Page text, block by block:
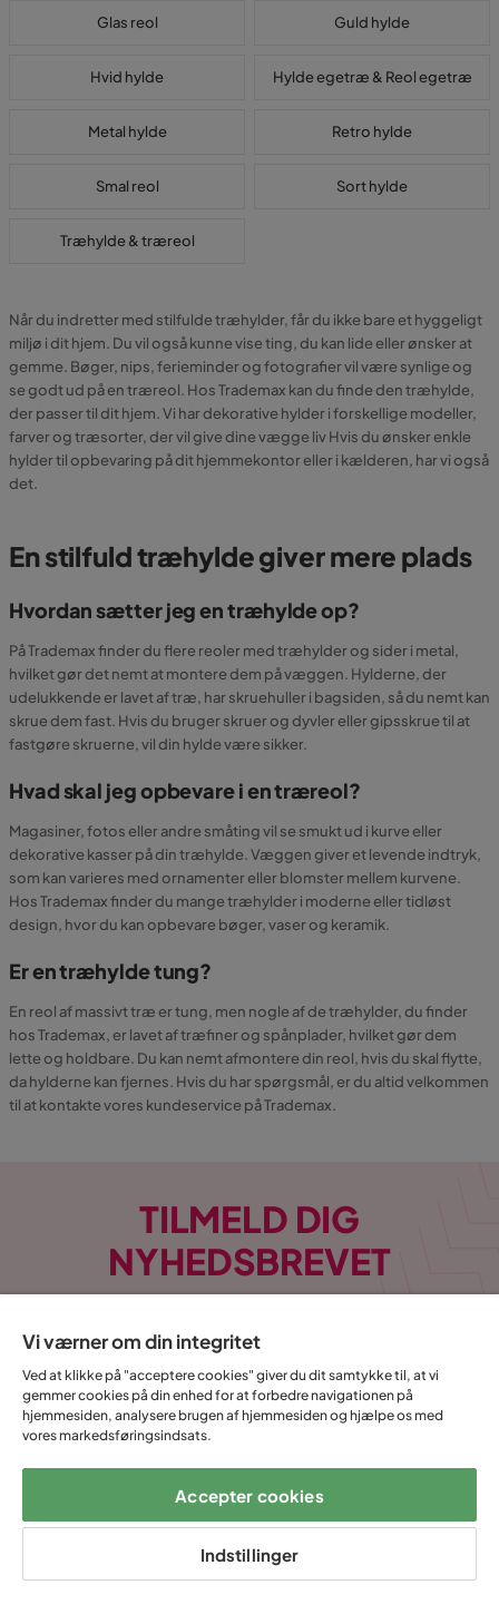
Glas reol Guld hylde
Hvid hylde Hylde egetræ & Reol egetræ
Metal hylde Retro hylde
Smal reol Sort hylde
Træhylde & træreol
Når du indretter med stilfulde træhylder, får du ikke bare et hyggeligt
miljø i dit hjem. Du vil også kunne vise ting, du kan lide eller ønsker at
gemme. Bøger, nips, ferieminder og fotografier vil være synlige og
se godt ud på en træreol. Hos Trademax kan du finde den træhylde,
der passer til dit hjem. Vi har dekorative hylder i forskellige modeller,
farver og træsorter, der vil give dine vægge liv Hvis du ønsker enkle
hylder til opbevaring på dit hjemmekontor eller i kælderen, har vi også
det.
En stilfuld træhylde giver mere plads
Hvordan sætter jeg en træhylde op?
På Trademax finder du flere reoler med træhylder og sider i metal,
hvilket gør det nemt at montere dem på væggen. Hylderne, der
udelukkende er lavet af træ, har skruehuller i bagsiden, så du nemt kan
skrue dem fast. Hvis du bruger skruer og dyvler eller gipsskrue til at
fastgøre skruerne, vil din hylde være sikker.
Hvad skal jeg opbevare i en træreol?
Magasiner, fotos eller andre småting vil se smukt ud i kurve eller
dekorative kasser på din træhylde. Væggen giver et levende indtryk,
som kan varieres med ornamenter eller blomster mellem kurvene.
Hos Trademax finder du mange træhylder i moderne eller tidløst
design, hvor du kan opbevare bøger, vaser og keramik.
Er en træhylde tung?
En reol af massivt træ er tung, men nogle af de træhylder, du finder
hos Trademax, er lavet af træfiner og spånplader, hvilket gør dem
lette og holdbare. Du kan nemt afmontere din reol, hvis du skal flytte,
da hylderne kan fjernes. Hvis du har spørgsmål, er du altid velkommen
til at kontakte vores kundeservice på Trademax.
TILMELD DIG
NYHEDSBREVET
Tilmeld
modtage Trademax nyhedsbrev og godkender at Trademax behandler
mine personlige oplysninger, for at kunne sende
markedsføringsmateriale tilpasset mig, i henhold til Trademax
Vi værner om din integritet
Ved at klikke på "acceptere cookies" giver du dit samtykke til, at vi
gemmer cookies på din enhed for at forbedre navigationen på
hjemmesiden, analysere brugen af hjemmesiden og hjælpe os med
vores markedsføringsindsats.
Accepter cookies
Indstillinger